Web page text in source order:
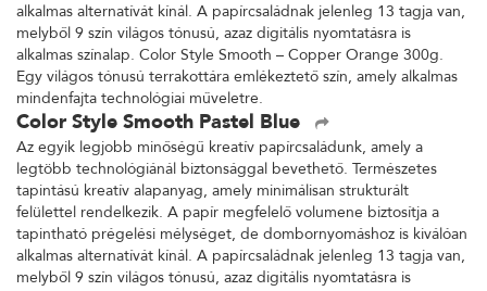
alkalmas alternatívát kínál. A papírcsaládnak jelenleg 13 tagja van,
melyből 9 szín világos tónusú, azaz digitális nyomtatásra is
alkalmas színalap. Color Style Smooth – Copper Orange 300g.
Egy világos tónusú terrakottára emlékeztető szín, amely alkalmas
mindenfajta technológiai műveletre.
Color Style Smooth Pastel Blue
Az egyik legjobb minőségű kreatív papírcsaládunk, amely a
legtöbb technológiánál biztonsággal bevethető. Természetes
tapintású kreatív alapanyag, amely minimálisan strukturált
felülettel rendelkezik. A papír megfelelő volumene biztosítja a
tapintható prégelési mélységet, de dombornyomáshoz is kiválóan
alkalmas alternatívát kínál. A papírcsaládnak jelenleg 13 tagja van,
melyből 9 szín világos tónusú, azaz digitális nyomtatásra is